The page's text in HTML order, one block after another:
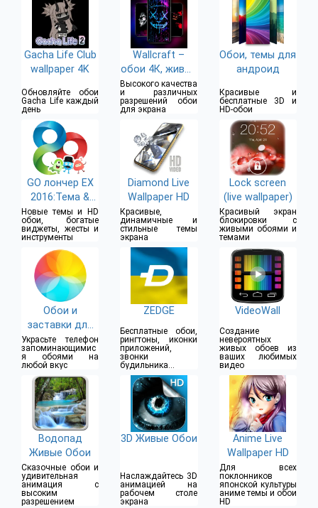
Gacha Life Club
wallpaper 4K
Обновляйте обои
Gacha Life каждый
день
Wallcraft –
обои 4К, живые
HD
Высокого качества
и различных
разрешений обои
для экрана
Обои, темы для
андроид
Красивые и
бесплатные 3D и
HD-обои
GO лончер EX
2016:Тема &
Обои
Новые темы и HD
обои, богатые
виджеты, жесты и
инструменты
Diamond Live
Wallpaper HD
Красивые,
динамичные и
стильные темы
экрана
Lock screen
(live wallpaper)
Красивый экран
блокировки с
живыми обоями и
темами
Обои и
заставки для
меня
Украсьте телефон
запоминающимис
я обоями на
любой вкус
ZEDGE
Бесплатные обои,
рингтоны, иконки
приложений,
звонки
будильника и
уведомлений
VideoWall
Создание
невероятных
живых обоев из
ваших любимых
видео
Водопад
Живые Обои
Сказочные обои и
удивительная
анимация с
высоким
разрешением
3D Живые Обои
Наслаждайтесь 3D
анимацией на
рабочем столе
экрана
Anime Live
Wallpaper HD
Для всех
поклонников
японской культуры
аниме темы и обои
HD